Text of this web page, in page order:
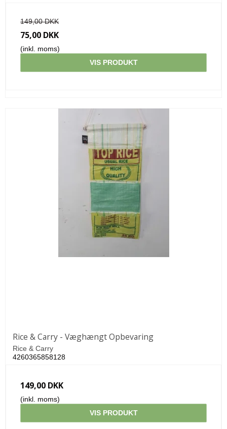
149,00 DKK
75,00 DKK
(inkl. moms)
VIS PRODUKT
Rice & Carry - Væghængt Opbevaring
Rice & Carry
4260365858128
149,00 DKK
(inkl. moms)
VIS PRODUKT